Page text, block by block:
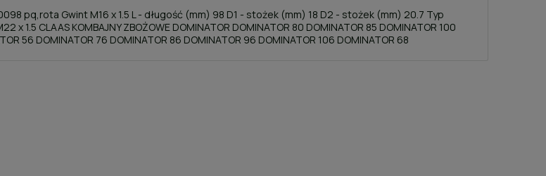
pq,rota Gwint M16 x 1.5 L - długość (mm) 98 D1 - stożek (mm) 18 D2 - stożek (mm) 20.7 Typ
x 1.5 CLAAS KOMBAJNY ZBOŻOWE DOMINATOR DOMINATOR 80 DOMINATOR 85 DOMINATOR 100
56 DOMINATOR 76 DOMINATOR 86 DOMINATOR 96 DOMINATOR 106 DOMINATOR 68